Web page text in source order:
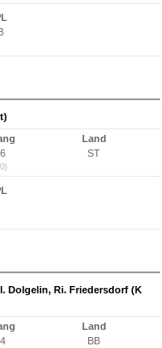
Land
ST
Dolgelin, Ri. Friedersdorf (K
Land
BB